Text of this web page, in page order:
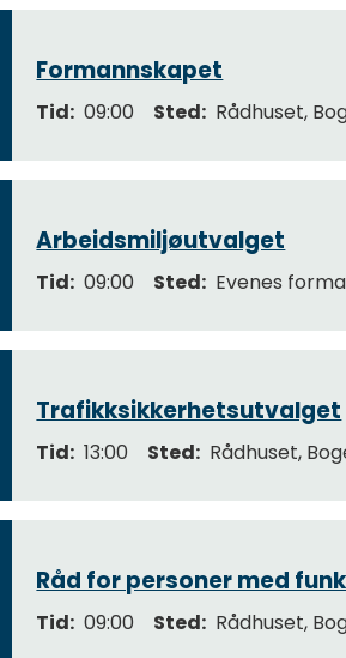
Formannskapet
Tid 09:00 Sted Rådhuset,
Arbeidsmiljøutvalget
Tid 09:00 Sted Evenes
Trafikksikkerhetsutvalget
Tid 13:00 Sted Rådhuset,
Råd for personer med
Tid 09:00 Sted Rådhuset,